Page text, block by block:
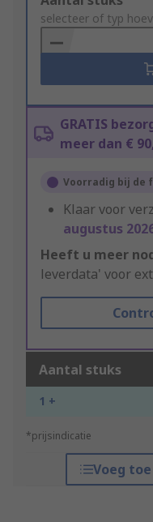
to
Basket
selecteer of typ
GRATIS
meer dan €
Voorradig bij de
Klaar voor
augustus
Heeft u meer
leverdata' voor
Aantal stuks
1 +
*prijsindicatie
Voeg